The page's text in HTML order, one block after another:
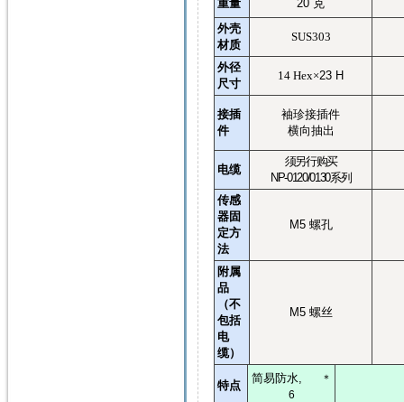
重量 20 克
外壳
材质
SUS303
外径
尺寸
14 Hex×23 H
接插
件
袖珍接插件
横向抽出
电缆
须另行购买
NP-0120/0130系列
传感
器固
定方
法
M5 螺孔
附属
品
（不
包括
电
缆）
M5 螺丝
特点
简易防水,
＊
6